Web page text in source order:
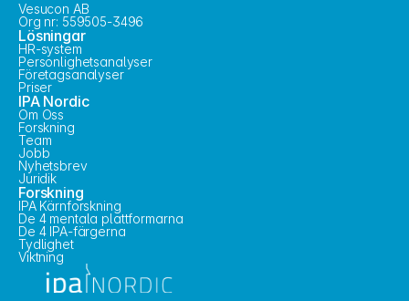
Vesucon AB
Org nr: 559505-3496
Lösningar
HR-system
Personlighetsanalyser
Företagsanalyser
Priser
IPA Nordic
Om Oss
Forskning
Team
Jobb
Nyhetsbrev
Juridik
Forskning
IPA Kärnforskning
De 4 mentala plattformarna
De 4 IPA-färgerna
Tydlighet
Viktning